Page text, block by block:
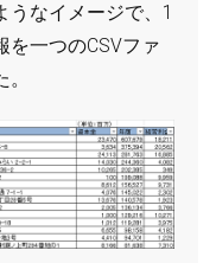
うなイメージで、1
を一つのCSVファ